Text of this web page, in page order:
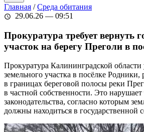
Главная /Среда обитания
schedule 29.06.26 — 09:51
Прокуратура требует вернуть
участок на берегу Преголи в
Прокуратура Калининградской области
земельного участка в посёлке Родники,
в границах береговой полосы реки
в частной собственности. Это нарушает
законодательства, согласно которым
должны находиться в государственной